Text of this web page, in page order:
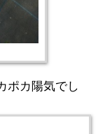
ポカ陽気でし